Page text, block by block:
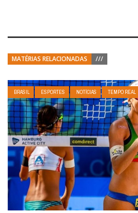
MATÉRIAS RELACIONADAS ///
BRASIL ESPORTES NOTÍCIAS TEMPO REAL